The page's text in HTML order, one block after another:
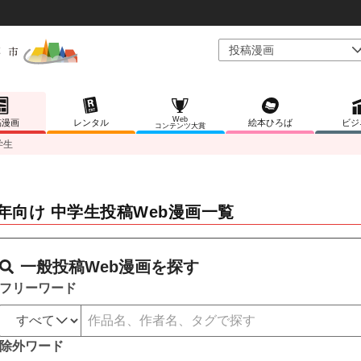
画 レンタル
Web
コンテンツ大賞
絵本ひろば ビ
生
向け 中学生投稿Web漫画一覧
一般投稿Web漫画を探す
フリーワード
除外ワード